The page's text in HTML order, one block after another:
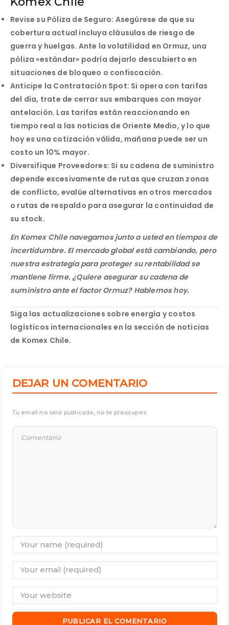
Revise su Póliza de Seguro: Asegúrese de que su
cobertura actual incluya cláusulas de riesgo de
guerra y huelgas. Ante la volatilidad en Ormuz, una
póliza «estándar» podría dejarlo descubierto en
situaciones de bloqueo o confiscación.
Anticipe la Contratación Spot: Si opera con tarifas
del día, trate de cerrar sus embarques con mayor
antelación. Las tarifas están reaccionando en
tiempo real a las noticias de Oriente Medio, y lo que
hoy es una cotización válida, mañana puede ser un
costo un 10% mayor.
Diversifique Proveedores: Si su cadena de suministro
depende excesivamente de rutas que cruzan zonas
de conflicto, evalúe alternativas en otros mercados
o rutas de respaldo para asegurar la continuidad de
su stock.
En Komex Chile navegamos junto a usted en tiempos de
incertidumbre. El mercado global está cambiando, pero
nuestra estrategia para proteger su rentabilidad se
mantiene firme. ¿Quiere asegurar su cadena de
suministro ante el factor Ormuz? Hablemos hoy.
Siga las actualizaciones sobre energía y costos
logísticos internacionales en la sección de noticias
de Komex Chile.
DEJAR UN COMENTARIO
Tu email no será publicado, no te preocupes.